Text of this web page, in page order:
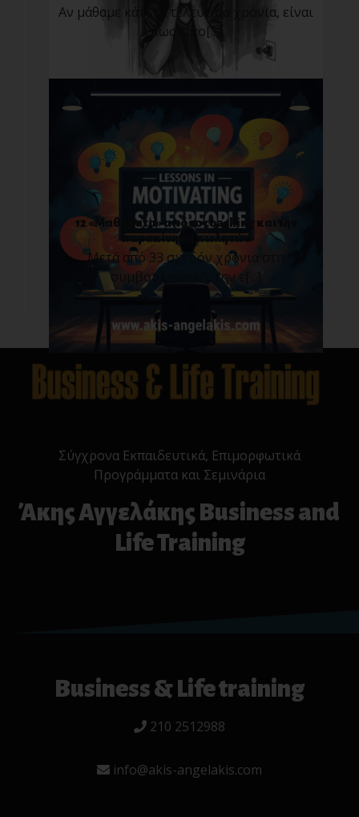
Αν μάθαμε κάτι τα τελευταία χρόνια, είναι
πως τίπο[...]
12 «Μαθήματα» από το coaching και την
παρακίνηση πωλητών
Μετά από 33 σχεδόν χρόνια στη
συμβουλευτική, την ε[...]
Σύγχρονα Εκπαιδευτικά, Επιμορφωτικά
Προγράμματα και Σεμινάρια
Άκης Αγγελάκης Business and
Life Training
Business & Life training
210 2512988
info@akis-angelakis.com